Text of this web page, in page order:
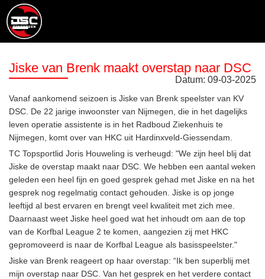
Jiske van Brenk maakt overstap naar DSC
Datum: 09-03-2025
Vanaf aankomend seizoen is Jiske van Brenk speelster van KV
DSC. De 22 jarige inwoonster van Nijmegen, die in het dagelijks
leven operatie assistente is in het Radboud Ziekenhuis te
Nijmegen, komt over van HKC uit Hardinxveld-Giessendam.
TC Topsportlid Joris Houweling is verheugd: "We zijn heel blij dat
Jiske de overstap maakt naar DSC. We hebben een aantal weken
geleden een heel fijn en goed gesprek gehad met Jiske en na het
gesprek nog regelmatig contact gehouden. Jiske is op jonge
leeftijd al best ervaren en brengt veel kwaliteit met zich mee.
Daarnaast weet Jiske heel goed wat het inhoudt om aan de top
van de Korfbal League 2 te komen, aangezien zij met HKC
gepromoveerd is naar de Korfbal League als basisspeelster."
Jiske van Brenk reageert op haar overstap: “Ik ben superblij met
mijn overstap naar DSC. Van het gesprek en het verdere contact